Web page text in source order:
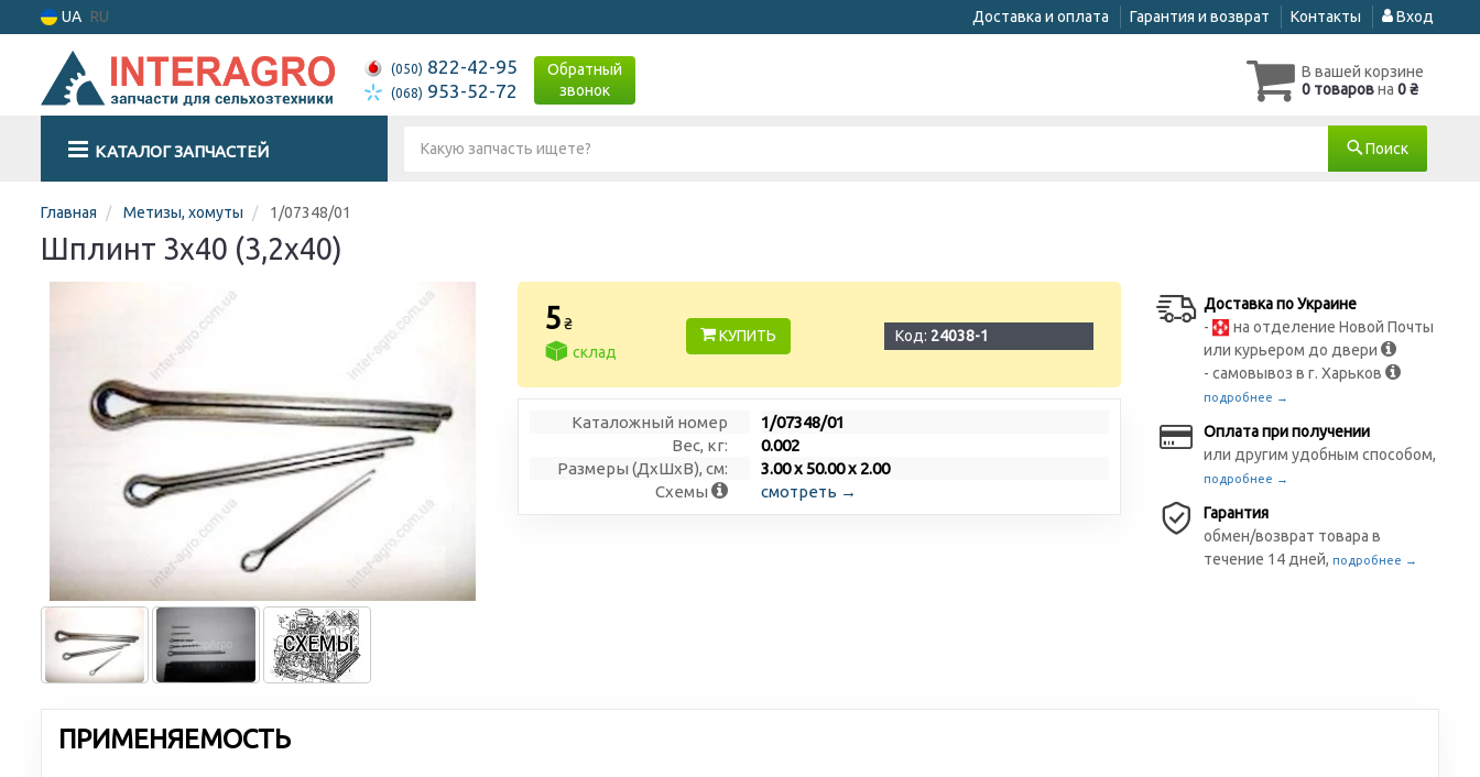
UA RU Доставка и оплата Гарантия и возврат Контакты Вход
(050) 822-42-95
(068) 953-52-72
Обратный
звонок
В вашей корзине
0 товаровна 0 ₴
КАТАЛОГ ЗАПЧАСТЕЙ Поиск
Главная Метизы, хомуты 1/07348/01
Шплинт 3х40 (3,2х40)
5 ₴
склад
КУПИТЬ Код: 24038-1
Каталожный номер
1/07348/01
Вес, кг:
0.002
Размеры (ДxШxВ), см:
3.00 x 50.00 x 2.00
Схемы
смотреть →
Доставка по Украине
-
на отделение Новой Почты
или курьером до двери
- самовывоз в г. Харьков
подробнее →
Оплата при получении
или другим удобным способом,
подробнее →
Гарантия
обмен/возврат товара в
течение 14 дней,подробнее →
ПРИМЕНЯЕМОСТЬ